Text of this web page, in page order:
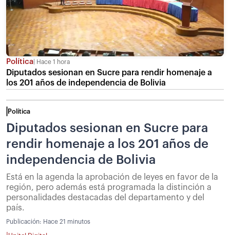
Política Hace 1 hora
Diputados sesionan en Sucre para rendir homenaje a
los 201 años de independencia de Bolivia
Política
Diputados sesionan en Sucre para
rendir homenaje a los 201 años de
independencia de Bolivia
Está en la agenda la aprobación de leyes en favor de la
región, pero además está programada la distinción a
personalidades destacadas del departamento y del
país.
Publicación: Hace 21 minutos